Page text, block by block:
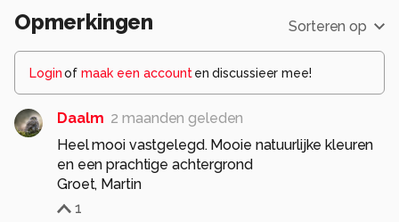
Opmerkingen Sorteren op
Loginof maak een account en discussieer mee!
Daalm 2 maanden geleden
Heel mooi vastgelegd. Mooie natuurlijke kleuren
en een prachtige achtergrond
Groet, Martin
1